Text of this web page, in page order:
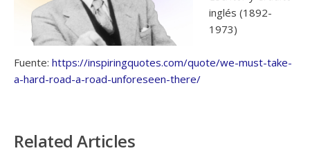
inglés (1892-
1973)
Fuente: https://inspiringquotes.com/quote/we-must-take-
a-hard-road-a-road-unforeseen-there/
Related Articles